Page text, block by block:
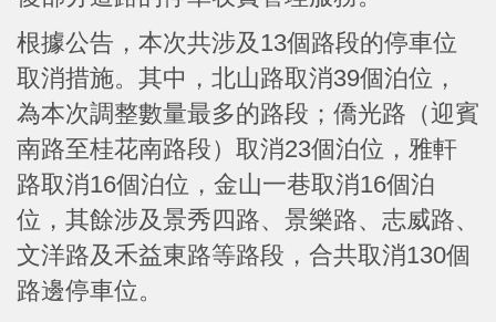
根據公告，本次共涉及13個路段的停車位
取消措施。其中，北山路取消39個泊位，
為本次調整數量最多的路段；僑光路（迎賓
南路至桂花南路段）取消23個泊位，雅軒
路取消16個泊位，金山一巷取消16個泊
位，其餘涉及景秀四路、景樂路、志威路、
文洋路及禾益東路等路段，合共取消130個
路邊停車位。